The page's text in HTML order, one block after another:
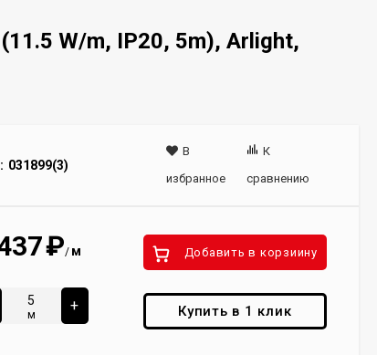
W/m, IP20, 5m), Arlight,
031899(3)
В
избранное
К
сравнению
₽/ м
м
+
Добавить в корзиину
Купить в 1 клик